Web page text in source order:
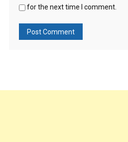
for the next time I comment.